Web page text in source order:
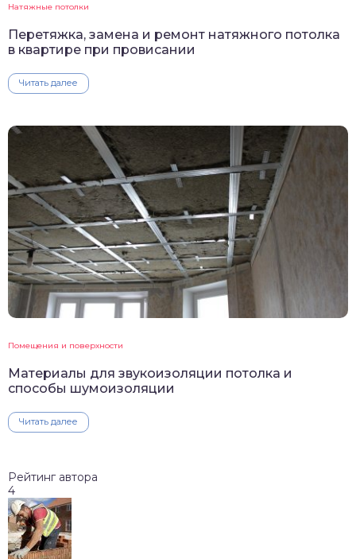
Натяжные потолки
Перетяжка, замена и ремонт натяжного потолка
в квартире при провисании
Читать далее
Помещения и поверхности
Материалы для звукоизоляции потолка и
способы шумоизоляции
Читать далее
Рейтинг автора
4